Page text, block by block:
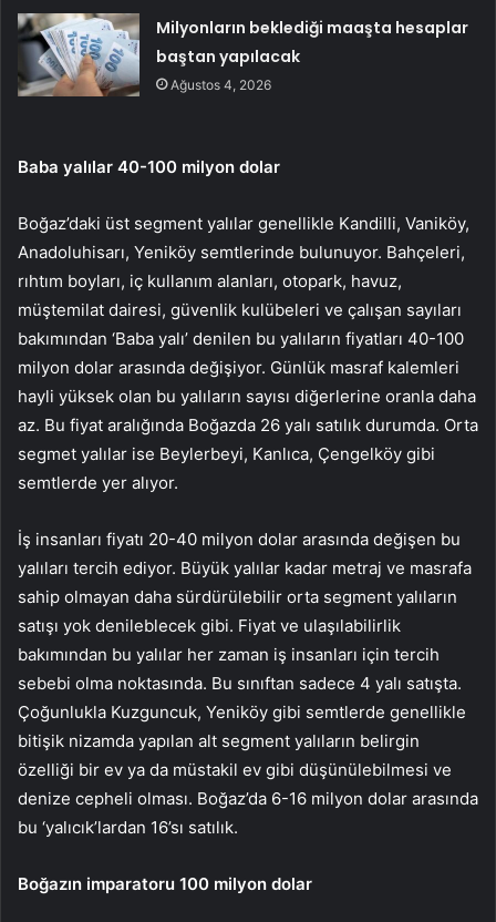
Milyonların beklediği maaşta hesaplar
baştan yapılacak
Ağustos 4, 2026
Baba yalılar 40-100 milyon dolar
Boğaz’daki üst segment yalılar genellikle Kandilli, Vaniköy,
Anadoluhisarı, Yeniköy semtlerinde bulunuyor. Bahçeleri,
rıhtım boyları, iç kullanım alanları, otopark, havuz,
müştemilat dairesi, güvenlik kulübeleri ve çalışan sayıları
bakımından ‘Baba yalı’ denilen bu yalıların fiyatları 40-100
milyon dolar arasında değişiyor. Günlük masraf kalemleri
hayli yüksek olan bu yalıların sayısı diğerlerine oranla daha
az. Bu fiyat aralığında Boğazda 26 yalı satılık durumda. Orta
segmet yalılar ise Beylerbeyi, Kanlıca, Çengelköy gibi
semtlerde yer alıyor.
İş insanları fiyatı 20-40 milyon dolar arasında değişen bu
yalıları tercih ediyor. Büyük yalılar kadar metraj ve masrafa
sahip olmayan daha sürdürülebilir orta segment yalıların
satışı yok denileblecek gibi. Fiyat ve ulaşılabilirlik
bakımından bu yalılar her zaman iş insanları için tercih
sebebi olma noktasında. Bu sınıftan sadece 4 yalı satışta.
Çoğunlukla Kuzguncuk, Yeniköy gibi semtlerde genellikle
bitişik nizamda yapılan alt segment yalıların belirgin
özelliği bir ev ya da müstakil ev gibi düşünülebilmesi ve
denize cepheli olması. Boğaz’da 6-16 milyon dolar arasında
bu ‘yalıcık’lardan 16’sı satılık.
Boğazın imparatoru 100 milyon dolar